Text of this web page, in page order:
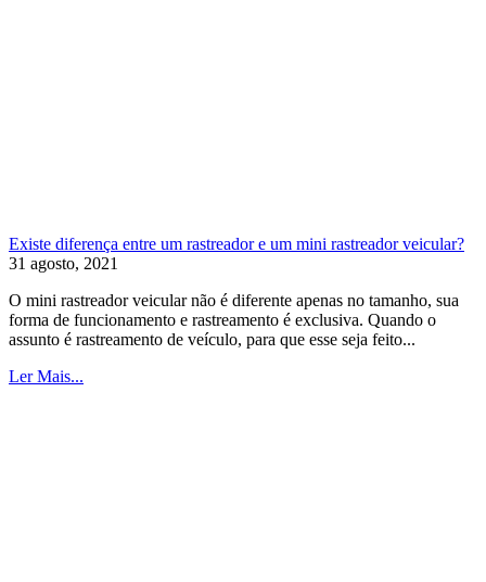
Existe diferença entre um rastreador e um mini rastreador veicular?
31 agosto, 2021
O mini rastreador veicular não é diferente apenas no tamanho, sua
forma de funcionamento e rastreamento é exclusiva. Quando o
assunto é rastreamento de veículo, para que esse seja feito...
Ler Mais...